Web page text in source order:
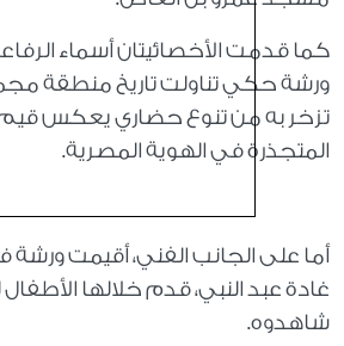
كما قدمت الأخصائيتان أسماء
ورشة حكي تناولت تاريخ منطقة
تزخر به من تنوع حضاري يعكس قيم
المتجذرة في الهوية المصرية.
أما على الجانب الفني، أقيمت ورشة
غادة عبد النبي، قدم خلالها
شاهدوه.